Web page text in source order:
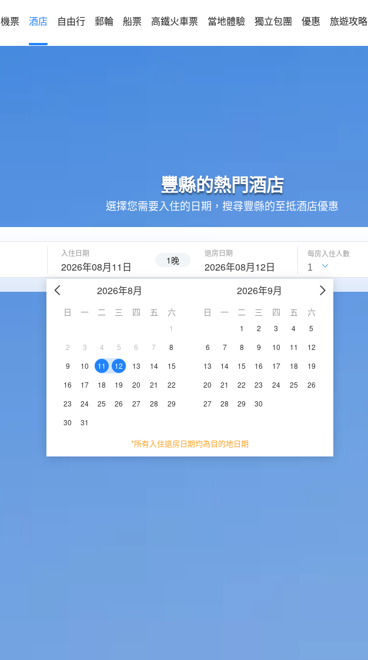
機票 酒店 自由行 郵輪 船票 高鐵火車票 當地體驗 獨立包團 優惠 旅遊攻略
豐縣的熱門酒店
選擇您需要入住的日期，搜尋豐縣的至抵酒店優惠
入住日期
2026年08月11日 1晚
退房日期
2026年08月12日
2026年8月
日 一 二 三 四 五 六
1
2
3 4 5 6 7
8
9
10 11 12 13 14
15
16
17 18 19 20 21
22
23
24 25 26 27 28
29
30
31
2026年9月
日 一 二 三 四 五 六
1 2 3 4
5
6
7 8 9 10 11
12
13
14 15 16 17 18
19
20
21 22 23 24 25
26
27
28 29 30
*所有入住退房日期均為目的地日期
每房入住人數